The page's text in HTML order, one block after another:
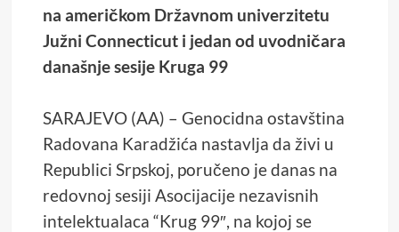
na američkom Državnom univerzitetu
Južni Connecticut i jedan od uvodničara
današnje sesije Kruga 99
SARAJEVO (AA) – Genocidna ostavština
Radovana Karadžića nastavlja da živi u
Republici Srpskoj, poručeno je danas na
redovnoj sesiji Asocijacije nezavisnih
intelektualaca “Krug 99″, na kojoj se